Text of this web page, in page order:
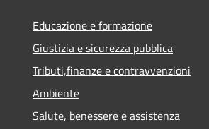
Educazione e formazione
Giustizia e sicurezza pubblica
Tributi,finanze e contravvenzioni
Ambiente
Salute, benessere e assistenza